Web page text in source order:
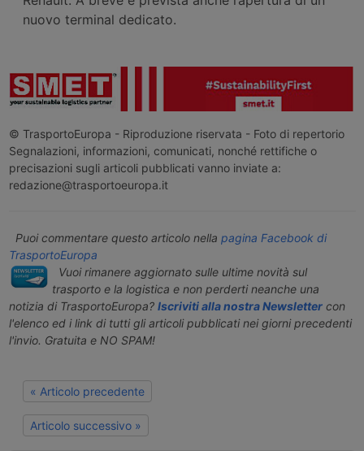
nuovo terminal dedicato.
© TrasportoEuropa - Riproduzione riservata - Foto di repertorio
Segnalazioni, informazioni, comunicati, nonché rettifiche o
precisazioni sugli articoli pubblicati vanno inviate a:
redazione@trasportoeuropa.it
Puoi commentare questo articolo nella pagina Facebook di
TrasportoEuropa
Vuoi rimanere aggiornato sulle ultime novità sul
trasporto e la logistica e non perderti neanche una
notizia di TrasportoEuropa? Iscriviti alla nostra Newslettercon
l'elenco ed i link di tutti gli articoli pubblicati nei giorni precedenti
l'invio. Gratuita e NO SPAM!
« Articolo precedente
Articolo successivo »